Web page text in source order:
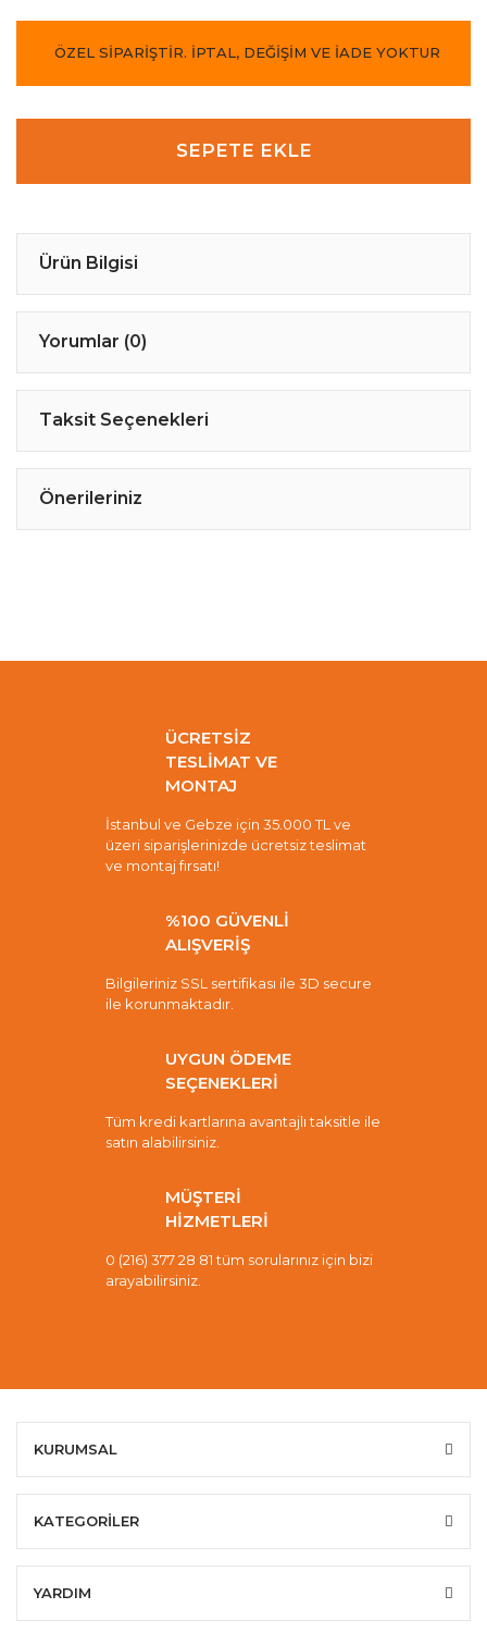
ÖZEL SİPARİŞTİR. İPTAL, DEĞİŞİM VE İADE YOKTUR
SEPETE EKLE
Ürün Bilgisi
Yorumlar (0)
Taksit Seçenekleri
Önerileriniz
ÜCRETSİZ
TESLİMAT VE
MONTAJ
İstanbul ve Gebze için 35.000 TL ve
üzeri siparişlerinizde ücretsiz teslimat
ve montaj fırsatı!
%100 GÜVENLİ
ALIŞVERİŞ
Bilgileriniz SSL sertifikası ile 3D secure
ile korunmaktadır.
UYGUN ÖDEME
SEÇENEKLERİ
Tüm kredi kartlarına avantajlı taksitle ile
satın alabilirsiniz.
MÜŞTERİ
HİZMETLERİ
0 (216) 377 28 81 tüm sorularınız için bizi
arayabilirsiniz.
KURUMSAL
KATEGORİLER
YARDIM